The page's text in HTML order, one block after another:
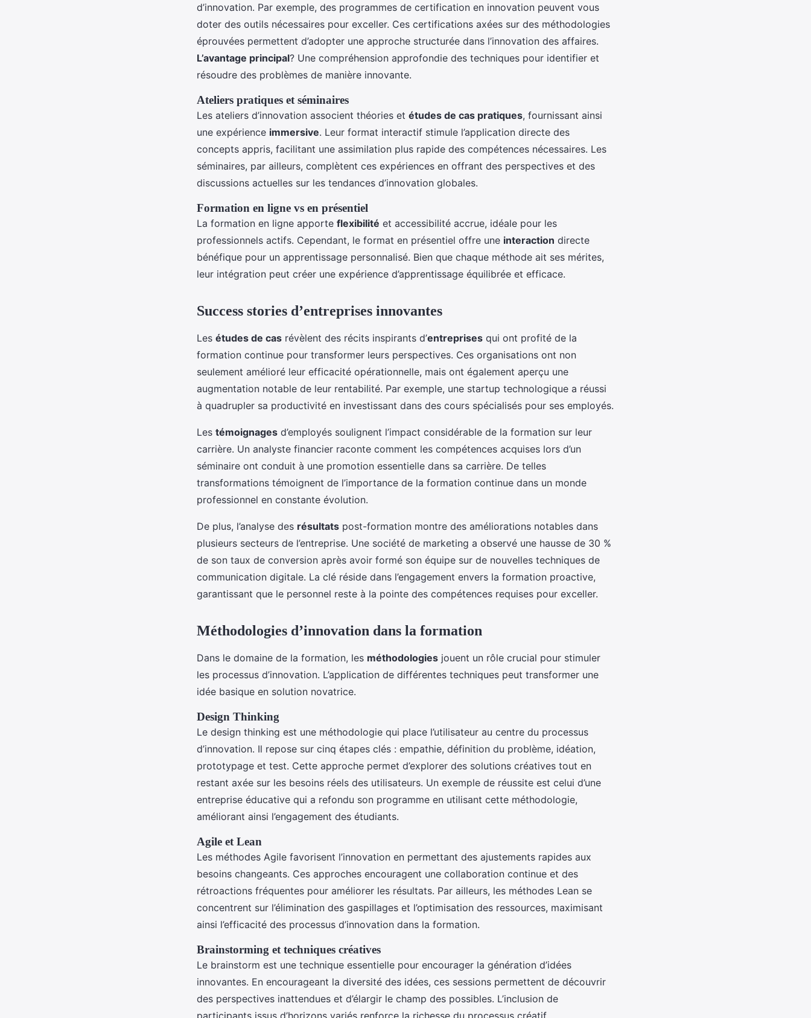
d’innovation. Par exemple, des programmes de certification en innovation peuvent vous
doter des outils nécessaires pour exceller. Ces certifications axées sur des méthodologies
éprouvées permettent d’adopter une approche structurée dans l’innovation des affaires.
L’avantage principal? Une compréhension approfondie des techniques pour identifier et
résoudre des problèmes de manière innovante.
Ateliers pratiques et séminaires
Les ateliers d’innovation associent théories et études de cas pratiques, fournissant ainsi
une expérience immersive. Leur format interactif stimule l’application directe des
concepts appris, facilitant une assimilation plus rapide des compétences nécessaires. Les
séminaires, par ailleurs, complètent ces expériences en offrant des perspectives et des
discussions actuelles sur les tendances d’innovation globales.
Formation en ligne vs en présentiel
La formation en ligne apporte flexibilité et accessibilité accrue, idéale pour les
professionnels actifs. Cependant, le format en présentiel offre une interaction directe
bénéfique pour un apprentissage personnalisé. Bien que chaque méthode ait ses mérites,
leur intégration peut créer une expérience d’apprentissage équilibrée et efficace.
Success stories d’entreprises innovantes
Les études de cas révèlent des récits inspirants d’entreprises qui ont profité de la
formation continue pour transformer leurs perspectives. Ces organisations ont non
seulement amélioré leur efficacité opérationnelle, mais ont également aperçu une
augmentation notable de leur rentabilité. Par exemple, une startup technologique a réussi
à quadrupler sa productivité en investissant dans des cours spécialisés pour ses employés.
Les témoignages d’employés soulignent l’impact considérable de la formation sur leur
carrière. Un analyste financier raconte comment les compétences acquises lors d’un
séminaire ont conduit à une promotion essentielle dans sa carrière. De telles
transformations témoignent de l’importance de la formation continue dans un monde
professionnel en constante évolution.
De plus, l’analyse des résultats post-formation montre des améliorations notables dans
plusieurs secteurs de l’entreprise. Une société de marketing a observé une hausse de 30 %
de son taux de conversion après avoir formé son équipe sur de nouvelles techniques de
communication digitale. La clé réside dans l’engagement envers la formation proactive,
garantissant que le personnel reste à la pointe des compétences requises pour exceller.
Méthodologies d’innovation dans la formation
Dans le domaine de la formation, les méthodologies jouent un rôle crucial pour stimuler
les processus d’innovation. L’application de différentes techniques peut transformer une
idée basique en solution novatrice.
Design Thinking
Le design thinking est une méthodologie qui place l’utilisateur au centre du processus
d’innovation. Il repose sur cinq étapes clés : empathie, définition du problème, idéation,
prototypage et test. Cette approche permet d’explorer des solutions créatives tout en
restant axée sur les besoins réels des utilisateurs. Un exemple de réussite est celui d’une
entreprise éducative qui a refondu son programme en utilisant cette méthodologie,
améliorant ainsi l’engagement des étudiants.
Agile et Lean
Les méthodes Agile favorisent l’innovation en permettant des ajustements rapides aux
besoins changeants. Ces approches encouragent une collaboration continue et des
rétroactions fréquentes pour améliorer les résultats. Par ailleurs, les méthodes Lean se
concentrent sur l’élimination des gaspillages et l’optimisation des ressources, maximisant
ainsi l’efficacité des processus d’innovation dans la formation.
Brainstorming et techniques créatives
Le brainstorm est une technique essentielle pour encourager la génération d’idées
innovantes. En encourageant la diversité des idées, ces sessions permettent de découvrir
des perspectives inattendues et d’élargir le champ des possibles. L’inclusion de
participants issus d’horizons variés renforce la richesse du processus créatif.